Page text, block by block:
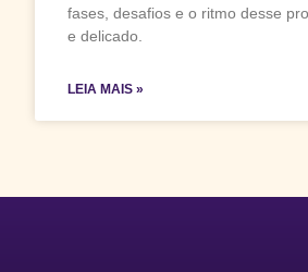
fases, desafios e o ritmo desse
e delicado.
LEIA MAIS »